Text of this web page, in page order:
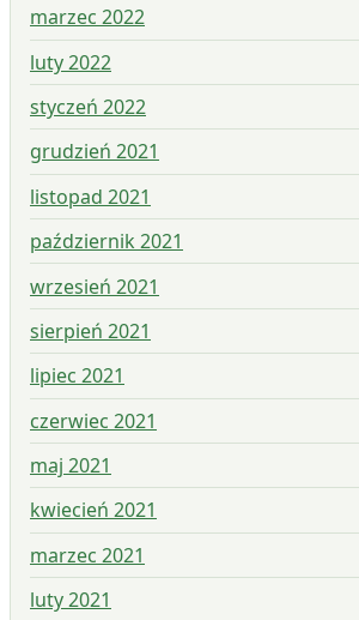
marzec 2022
luty 2022
styczeń 2022
grudzień 2021
listopad 2021
październik 2021
wrzesień 2021
sierpień 2021
lipiec 2021
czerwiec 2021
maj 2021
kwiecień 2021
marzec 2021
luty 2021